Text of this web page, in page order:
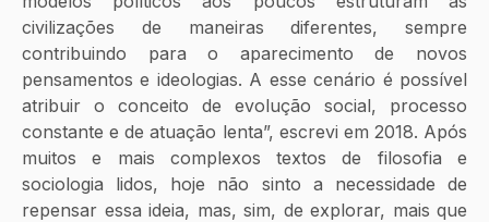
civilizações de maneiras diferentes, sempre
contribuindo para o aparecimento de novos
pensamentos e ideologias. A esse cenário é possível
atribuir o conceito de evolução social, processo
constante e de atuação lenta”, escrevi em 2018. Após
muitos e mais complexos textos de filosofia e
sociologia lidos, hoje não sinto a necessidade de
repensar essa ideia, mas, sim, de explorar, mais que